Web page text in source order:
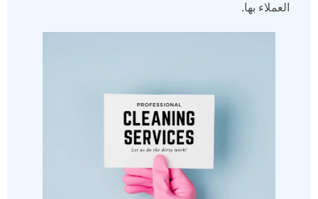
العملاء بها.